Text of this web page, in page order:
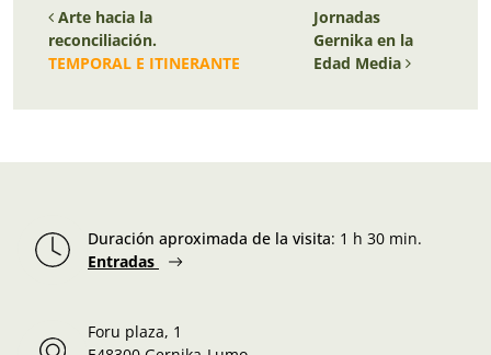
Arte hacia la
reconciliación.
TEMPORAL E ITINERANTE
Jornadas
Gernika en la
Edad Media
Duración aproximada de la visita: 1 h 30 min.
Entradas
Foru plaza, 1